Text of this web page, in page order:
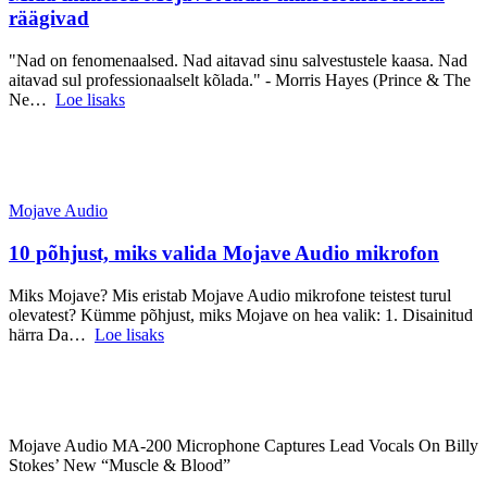
räägivad
"Nad on fenomenaalsed. Nad aitavad sinu salvestustele kaasa. Nad
aitavad sul professionaalselt kõlada." - Morris Hayes (Prince & The
Ne… Loe lisaks
Mojave Audio
10 põhjust, miks valida Mojave Audio mikrofon
Miks Mojave? Mis eristab Mojave Audio mikrofone teistest turul
olevatest? Kümme põhjust, miks Mojave on hea valik: 1. Disainitud
härra Da… Loe lisaks
Mojave Audio MA-200 Microphone Captures Lead Vocals On Billy
Stokes’ New “Muscle & Blood”